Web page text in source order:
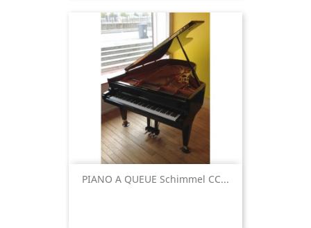
PIANO A QUEUE Schimmel CC...